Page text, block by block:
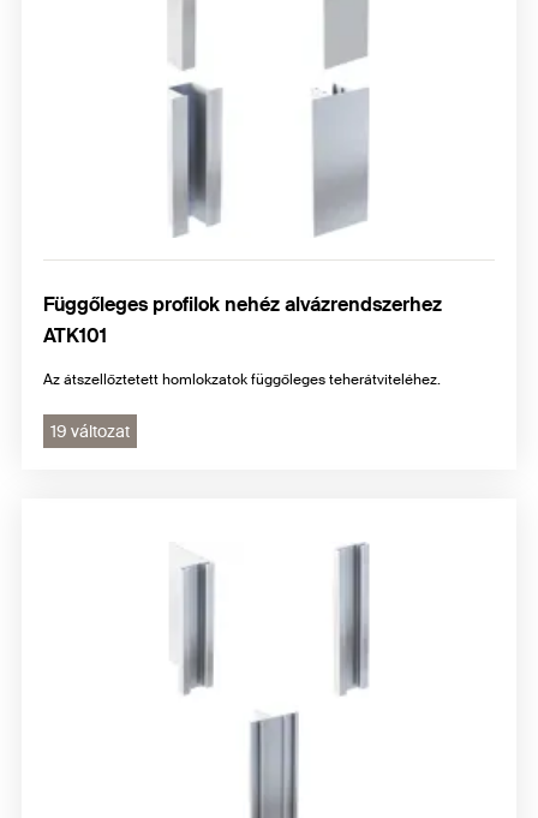
Függőleges profilok nehéz alvázrendszerhez
ATK101
Az átszellőztetett homlokzatok függőleges teherátviteléhez.
19 változat